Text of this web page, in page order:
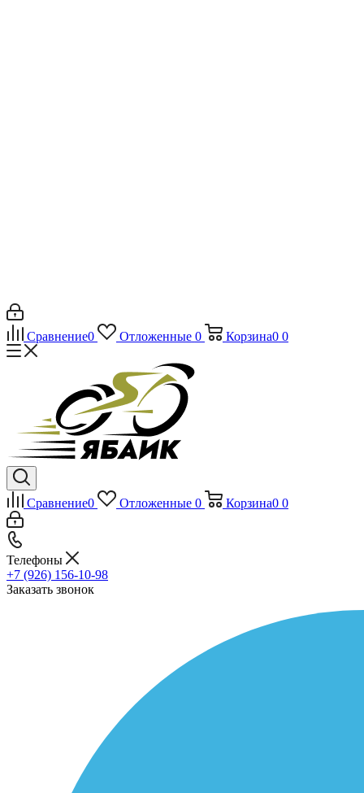
Сравнение0 Отложенные 0 Корзина0 0
Сравнение0 Отложенные 0 Корзина0 0
Телефоны
+7 (926) 156-10-98
Заказать звонок